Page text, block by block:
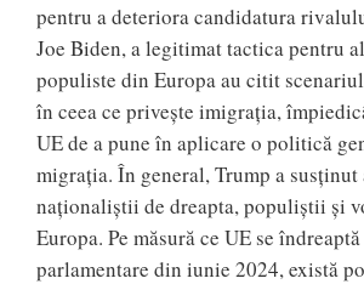
pentru a deteriora candidatura
Joe Biden, a legitimat tactica pentru
populiste din Europa au citit
în ceea ce privește imigrația,
UE de a pune în aplicare o politică
migrația. În general, Trump a
naționaliștii de dreapta, populiștii și
Europa. Pe măsură ce UE se
parlamentare din iunie 2024, există